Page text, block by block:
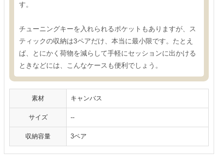
す。
チューニングキーを入れられるポケットもありますが、ス
ティックの収納は3ペアだけ、本当に最小限です。たとえ
ば、とにかく荷物を減らして手軽にセッションに出かける
ときなどには、こんなケースも便利でしょう。
素材 キャンバス
サイズ --
収納容量 3ペア